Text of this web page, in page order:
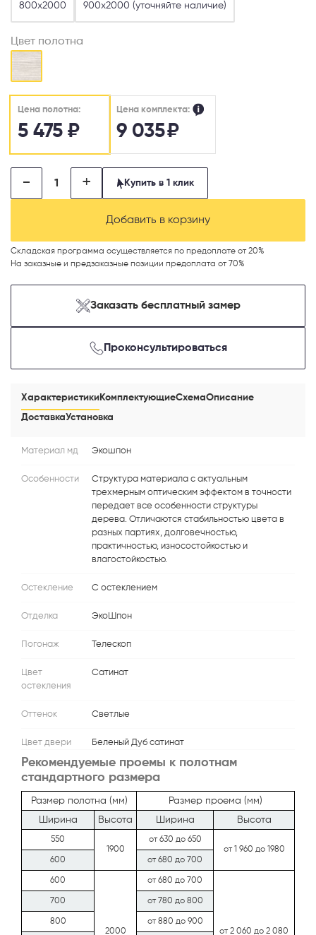
800х2000 900х2000 (уточняйте наличие)
Цвет полотна
Цена полотна:
5 475 ₽
Цена комплекта:
9 035₽
- + Купить в 1 клик
Добавить в корзину
Складская программа осуществляется по предоплате от 20%
На заказные и предзаказные позиции предоплата от 70%
Заказать бесплатный замер
Проконсультироваться
ХарактеристикиКомплектующиеСхемаОписание
ДоставкаУстановка
Материал мд Экошпон
Особенности
Структура материала с актуальным
трехмерным оптическим эффектом в точности
передает все особенности структуры
дерева. Отличаются стабильностью цвета в
разных партиях, долговечностью,
практичностью, износостойкостью и
влагостойкостью.
Остекление С остеклением
Отделка ЭкоШпон
Погонаж Телескоп
Цвет
остекления
Сатинат
Оттенок Светлые
Цвет двери Беленый Дуб сатинат
Рекомендуемые проемы к полотнам
стандартного размера
Размер полотна (мм)
Размер проема (мм)
Ширина
Высота Ширина Высота
550
1900
от 630 до 650
от 1 960 до 1980
600
от 680 до 700
600
2000
от 680 до 700
от 2 060 до 2 080
700 от 780 до 800
800 от 880 до 900